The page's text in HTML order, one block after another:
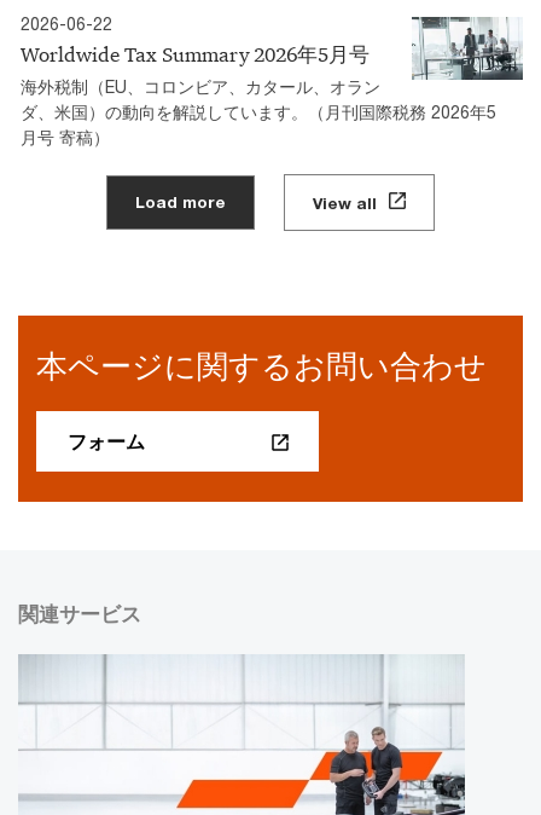
2026-06-22
Worldwide Tax Summary 2026年5月号
海外税制（EU、コロンビア、カタール、オラン
ダ、米国）の動向を解説しています。（月刊国際税務 2026年5
月号 寄稿）
Load more View all
本ページに関するお問い合わせ
フォーム
関連サービス